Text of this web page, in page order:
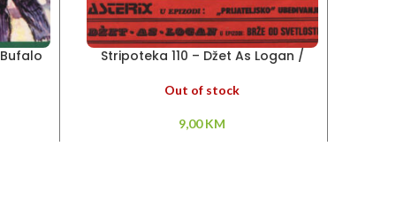
Stripoteka 110 – Džet As Logan /
Out of stock
9,00KM